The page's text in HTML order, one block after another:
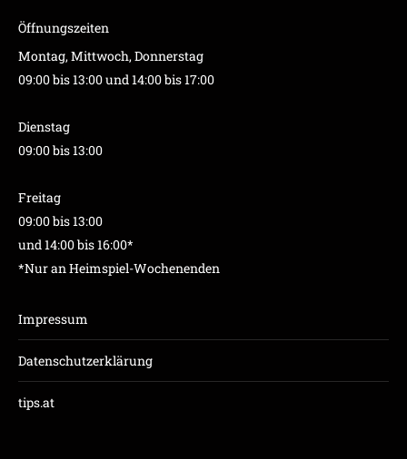
Öffnungszeiten
Montag, Mittwoch, Donnerstag
09:00 bis 13:00 und 14:00 bis 17:00
Dienstag
09:00 bis 13:00
Freitag
09:00 bis 13:00
und 14:00 bis 16:00*
*Nur an Heimspiel-Wochenenden
Impressum
Datenschutzerklärung
tips.at